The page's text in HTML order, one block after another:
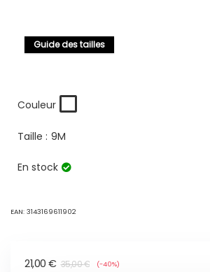
Guide des tailles
Couleur
Taille : 9M
En stock
EAN: 3143169611902
35,00€
21,00 € (-40%)